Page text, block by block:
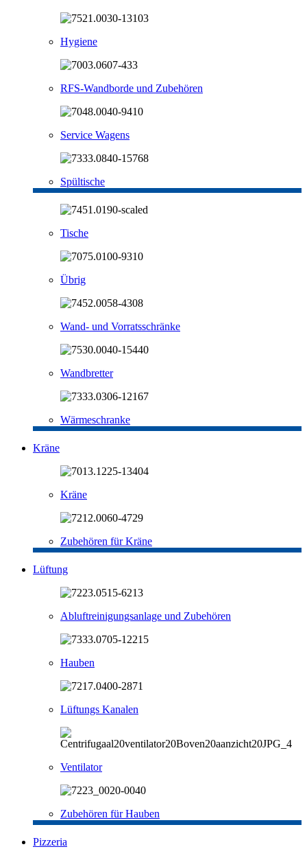
Hygiene
RFS-Wandborde und Zubehören
Service Wagens
Spültische
Tische
Übrig
Wand- und Vorratsschränke
Wandbretter
Wärmeschranke
Kräne
Kräne
Zubehören für Kräne
Lüftung
Abluftreinigungsanlage und Zubehören
Hauben
Lüftungs Kanalen
Ventilator
Zubehören für Hauben
Pizzeria